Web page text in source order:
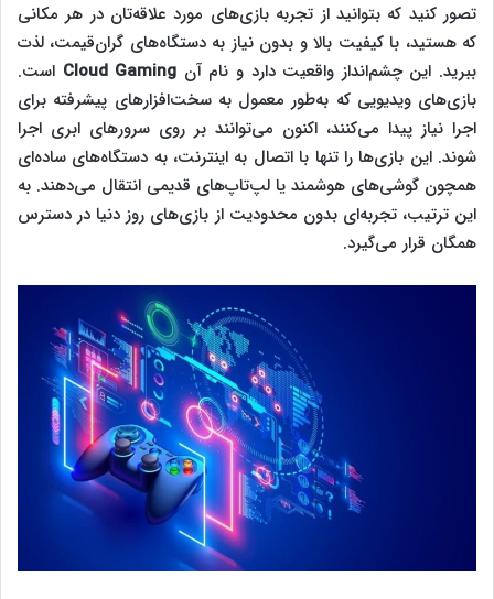
تصور کنید که بتوانید از تجربه بازی‌های مورد علاقه‌تان در هر مکانی
که هستید، با کیفیت بالا و بدون نیاز به دستگاه‌های گران‌قیمت، لذت
ببرید. این چشم‌انداز واقعیت دارد و نام آن Cloud Gaming است.
بازی‌های ویدیویی که به‌طور معمول به سخت‌افزارهای پیشرفته برای
اجرا نیاز پیدا می‌کنند، اکنون می‌توانند بر روی سرورهای ابری اجرا
شوند. این بازی‌ها را تنها با اتصال به اینترنت، به دستگاه‌های ساده‌ای
همچون گوشی‌های هوشمند یا لپ‌تاپ‌های قدیمی انتقال می‌دهند. به
این ترتیب، تجربه‌ای بدون محدودیت از بازی‌های روز دنیا در دسترس
همگان قرار می‌گیرد.